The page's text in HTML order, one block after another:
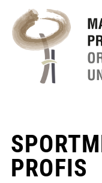
PROFIS